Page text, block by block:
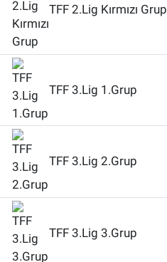
TFF 2.Lig Kırmızı Grup
TFF 3.Lig 1.Grup
TFF 3.Lig 2.Grup
TFF 3.Lig 3.Grup